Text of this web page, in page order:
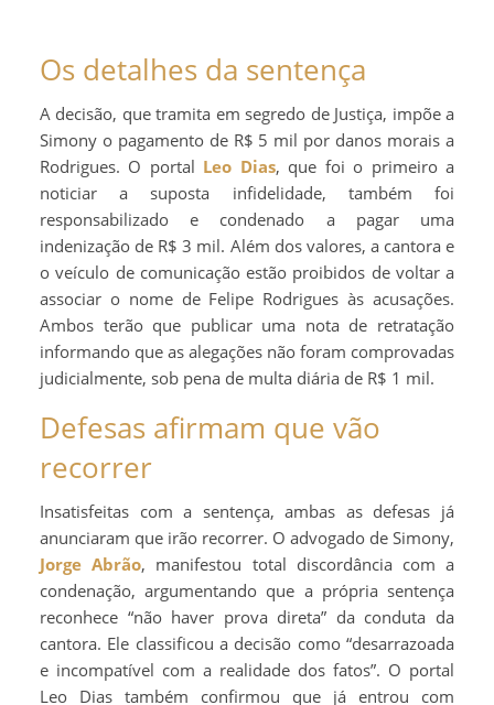
Os detalhes da sentença
A decisão, que tramita em segredo de Justiça, impõe a
Simony o pagamento de R$ 5 mil por danos morais a
Rodrigues. O portal Leo Dias, que foi o primeiro a
noticiar a suposta infidelidade, também foi
responsabilizado e condenado a pagar uma
indenização de R$ 3 mil. Além dos valores, a cantora e
o veículo de comunicação estão proibidos de voltar a
associar o nome de Felipe Rodrigues às acusações.
Ambos terão que publicar uma nota de retratação
informando que as alegações não foram comprovadas
judicialmente, sob pena de multa diária de R$ 1 mil.​
Defesas afirmam que vão
recorrer
Insatisfeitas com a sentença, ambas as defesas já
anunciaram que irão recorrer. O advogado de Simony,
Jorge Abrão, manifestou total discordância com a
condenação, argumentando que a própria sentença
reconhece “não haver prova direta” da conduta da
cantora. Ele classificou a decisão como “desarrazoada
e incompatível com a realidade dos fatos”. O portal
Leo Dias também confirmou que já entrou com